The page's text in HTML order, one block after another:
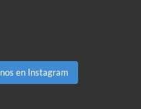
en Instagram